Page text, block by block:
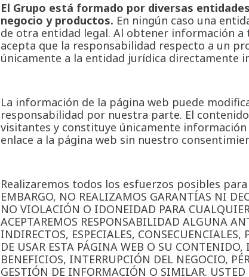
El Grupo está formado por diversas
negocio y productos. En ningún caso una
de otra entidad legal. Al obtener información
acepta que la responsabilidad respecto a un
únicamente a la entidad jurídica directamente
La información de la página web puede
responsabilidad por nuestra parte. El
visitantes y constituye únicamente
enlace a la página web sin nuestro
Realizaremos todos los esfuerzos posibles
EMBARGO, NO REALIZAMOS GARANTÍAS NI
NO VIOLACIÓN O IDONEIDAD PARA
ACEPTAREMOS RESPONSABILIDAD ALGUNA
INDIRECTOS, ESPECIALES,
DE USAR ESTA PÁGINA WEB O SU
BENEFICIOS, INTERRUPCIÓN DEL NEGOCIO,
GESTIÓN DE INFORMACIÓN O SIMILAR. USTED